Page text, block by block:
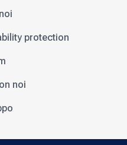
protection
noi